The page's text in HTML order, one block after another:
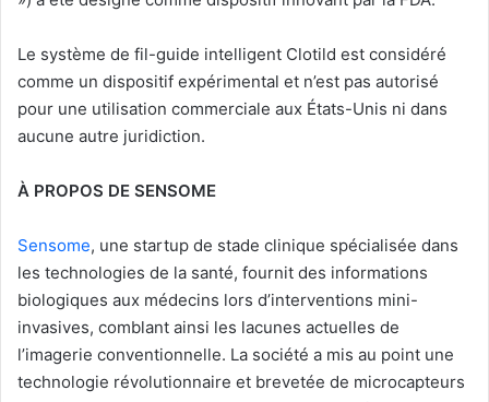
Le système de fil-guide intelligent Clotild est considéré
comme un dispositif expérimental et n’est pas autorisé
pour une utilisation commerciale aux États-Unis ni dans
aucune autre juridiction.
À PROPOS DE SENSOME
Sensome, une startup de stade clinique spécialisée dans
les technologies de la santé, fournit des informations
biologiques aux médecins lors d’interventions mini-
invasives, comblant ainsi les lacunes actuelles de
l’imagerie conventionnelle. La société a mis au point une
technologie révolutionnaire et brevetée de microcapteurs